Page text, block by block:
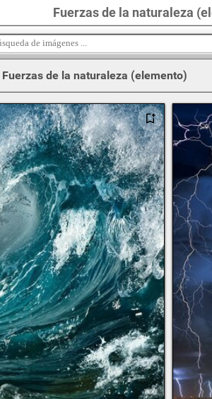
Fuerzas de la naturaleza
Fuerzas de la naturaleza (elemento)